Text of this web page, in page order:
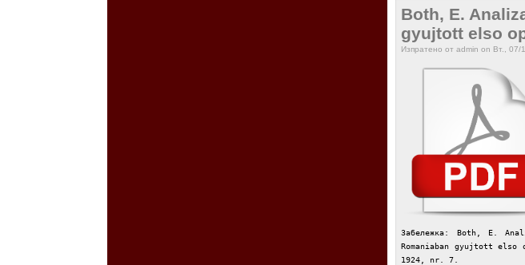
Both, E.
gyujtott elso
Изпратено от admin on Вт., 07/
Забележка: Both, E.
Romaniaban gyujtott
1924, nr. 7.